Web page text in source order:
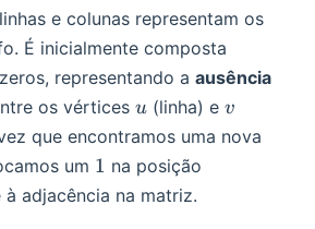
e colunas representam os
É inicialmente composta
representando a ausência
os vértices u
u (linha) e v
v
que encontramos uma nova
um 1
1 na posição
adjacência na matriz.